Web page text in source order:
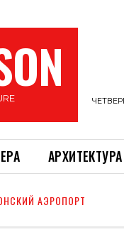
АРХИТЕКТУРА
АЭРОПОРТ